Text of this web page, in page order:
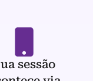
sessão